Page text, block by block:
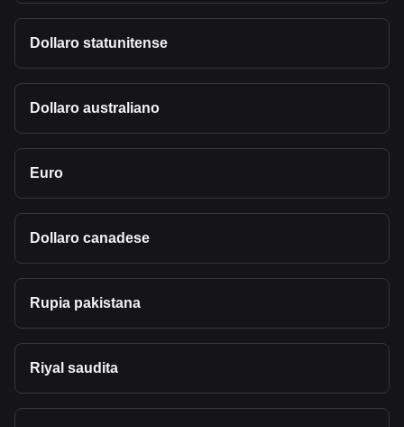
Dollaro statunitense
Dollaro australiano
Euro
Dollaro canadese
Rupia pakistana
Riyal saudita